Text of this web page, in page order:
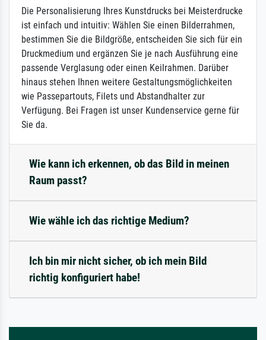
Die Personalisierung Ihres Kunstdrucks bei Meisterdrucke
ist einfach und intuitiv: Wählen Sie einen Bilderrahmen,
bestimmen Sie die Bildgröße, entscheiden Sie sich für ein
Druckmedium und ergänzen Sie je nach Ausführung eine
passende Verglasung oder einen Keilrahmen. Darüber
hinaus stehen Ihnen weitere Gestaltungsmöglichkeiten
wie Passepartouts, Filets und Abstandhalter zur
Verfügung. Bei Fragen ist unser Kundenservice gerne für
Sie da.
Wie kann ich erkennen, ob das Bild in meinen
Raum passt?
Wie wähle ich das richtige Medium?
Ich bin mir nicht sicher, ob ich mein Bild
richtig konfiguriert habe!